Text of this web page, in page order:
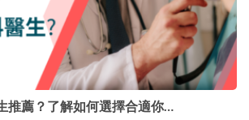
推薦？了解如何選擇合適你…